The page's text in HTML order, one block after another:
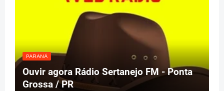
PARANÁ
Ouvir agora Rádio Sertanejo FM - Ponta
Grossa / PR